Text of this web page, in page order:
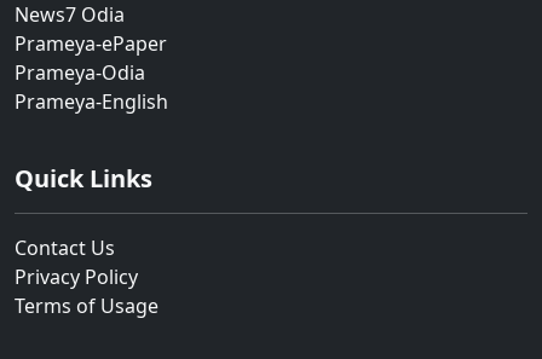
News7 Odia
Prameya-ePaper
Prameya-Odia
Prameya-English
Quick Links
Contact Us
Privacy Policy
Terms of Usage